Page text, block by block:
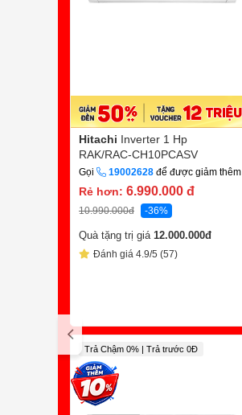
Hitachi Inverter 1 Hp
RAK/RAC-CH10PCASV
Gọi 19002628 để được giảm thêm
Rẻ hơn: 6.990.000 đ
10.990.000đ -36%
Quà tặng trị giá 12.000.000đ
Đánh giá 4.9/5 (57)
Trả Chậm 0% | Trả trước 0Đ